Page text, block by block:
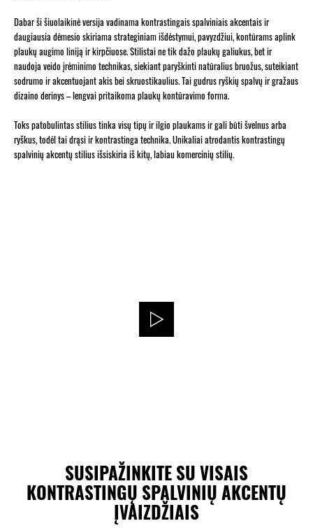
Dabar ši šiuolaikinė versija vadinama kontrastingais spalviniais akcentais ir
daugiausia dėmesio skiriama strateginiam išdėstymui, pavyzdžiui, kontūrams aplink
plaukų augimo liniją ir kirpčiuose. Stilistai ne tik dažo plaukų galiukus, bet ir
naudoja veido įrėminimo technikas, siekiant paryškinti natūralius bruožus, suteikiant
sodrumo ir akcentuojant akis bei skruostikaulius. Tai gudrus ryškių spalvų ir gražaus
dizaino derinys – lengvai pritaikoma plaukų kontūravimo forma.
Toks patobulintas stilius tinka visų tipų ir ilgio plaukams ir gali būti švelnus arba
ryškus, todėl tai drąsi ir kontrastinga technika. Unikaliai atrodantis kontrastingų
spalvinių akcentų stilius išsiskiria iš kitų, labiau komercinių stilių.
SUSIPAŽINKITE SU VISAIS
KONTRASTINGŲ SPALVINIŲ AKCENTŲ
ĮVAIZDŽIAIS